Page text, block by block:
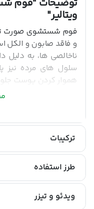
توضیحات"فوم
ویتالیر"
فوم شستشوی صورت
و فاقد صابون و الکل
ناخالصی ها، به دلیل
سلول های مرده نیز
هموار کردن پوست
ترکیبات
طرز استفاده
ویدئو و تیزر